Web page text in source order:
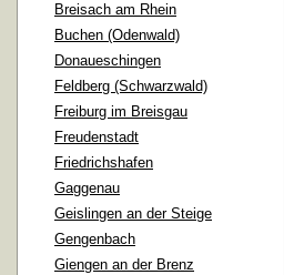
Breisach am Rhein
Buchen (Odenwald)
Donaueschingen
Feldberg (Schwarzwald)
Freiburg im Breisgau
Freudenstadt
Friedrichshafen
Gaggenau
Geislingen an der Steige
Gengenbach
Giengen an der Brenz